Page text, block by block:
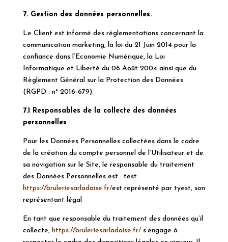
7. Gestion des données personnelles.
Le Client est informé des réglementations concernant la
communication marketing, la loi du 21 Juin 2014 pour la
confiance dans l’Economie Numérique, la Loi
Informatique et Liberté du 06 Août 2004 ainsi que du
Règlement Général sur la Protection des Données
(RGPD : n° 2016-679).
7.1 Responsables de la collecte des données
personnelles
Pour les Données Personnelles collectées dans le cadre
de la création du compte personnel de l’Utilisateur et de
sa navigation sur le Site, le responsable du traitement
des Données Personnelles est : test.
https://bruleriesarladaise.fr/est représenté par tyest, son
représentant légal
En tant que responsable du traitement des données qu’il
collecte, https://bruleriesarladaise.fr/ s’engage à